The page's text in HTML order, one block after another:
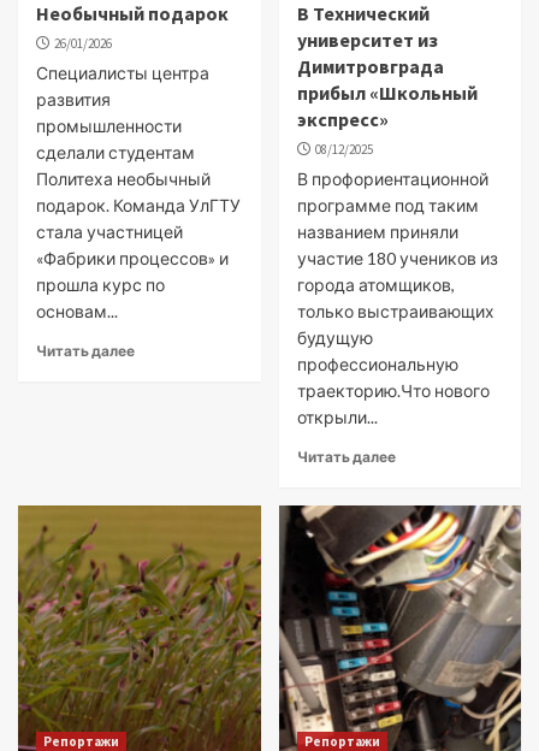
Необычный подарок
26/01/2026
Специалисты центра
развития
промышленности
сделали студентам
Политеха необычный
подарок. Команда УлГТУ
стала участницей
«Фабрики процессов» и
прошла курс по
основам...
Читать далее
В Технический
университет из
Димитровграда
прибыл «Школьный
экспресс»
08/12/2025
В профориентационной
программе под таким
названием приняли
участие 180 учеников из
города атомщиков,
только выстраивающих
будущую
профессиональную
траекторию.Что нового
открыли...
Читать далее
Репортажи Репортажи